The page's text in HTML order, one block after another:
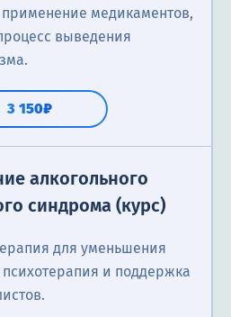
медикаментов,
выведения
3 150₽
алкогольного
синдрома (курс)
для уменьшения
и поддержка